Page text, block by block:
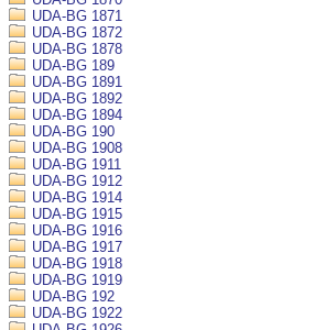
UDA-BG 1871
UDA-BG 1872
UDA-BG 1878
UDA-BG 189
UDA-BG 1891
UDA-BG 1892
UDA-BG 1894
UDA-BG 190
UDA-BG 1908
UDA-BG 1911
UDA-BG 1912
UDA-BG 1914
UDA-BG 1915
UDA-BG 1916
UDA-BG 1917
UDA-BG 1918
UDA-BG 1919
UDA-BG 192
UDA-BG 1922